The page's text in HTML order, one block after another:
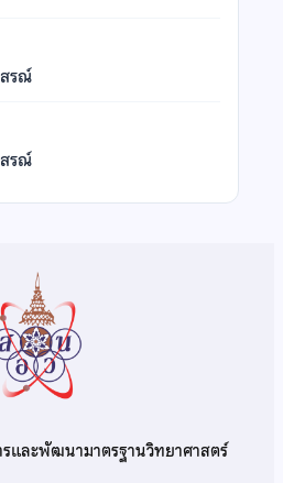
รณ์
รณ์
และพัฒนามาตรฐานวิทยาศาสตร์